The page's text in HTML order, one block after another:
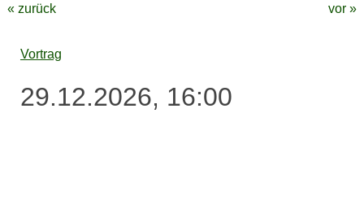
« zurück vor »
Vortrag
29.12.2026, 16:00